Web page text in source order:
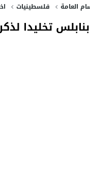
العامة فلسطينيات
تخليدا